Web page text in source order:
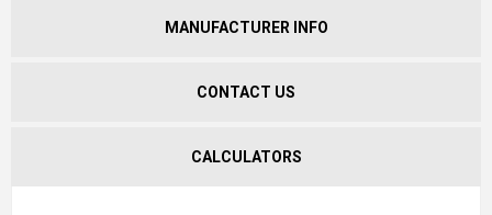
MANUFACTURER INFO
CONTACT US
CALCULATORS